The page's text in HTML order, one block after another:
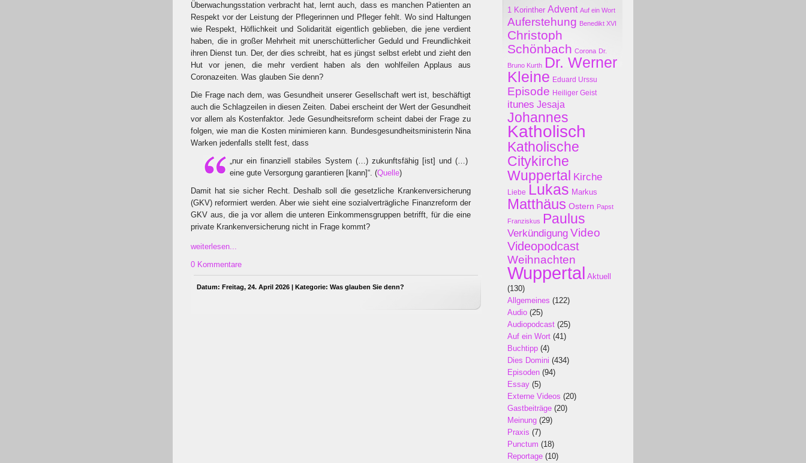
Überwachungsstation verbracht hat, lernt auch, dass es manchen Patienten an
Respekt vor der Leistung der Pflegerinnen und Pfleger fehlt. Wo sind Haltungen
wie Respekt, Höflichkeit und Solidarität eigentlich geblieben, die jene verdient
haben, die in großer Mehrheit mit unerschütterlicher Geduld und Freundlichkeit
ihren Dienst tun. Der, der dies schreibt, hat es jüngst selbst erlebt und zieht den
Hut vor jenen, die mehr verdient haben als den wohlfeilen Applaus aus
Coronazeiten. Was glauben Sie denn?
Die Frage nach dem, was Gesundheit unserer Gesellschaft wert ist, beschäftigt
auch die Schlagzeilen in diesen Zeiten. Dabei erscheint der Wert der Gesundheit
vor allem als Kostenfaktor. Jede Gesundheitsreform scheint dabei der Frage zu
folgen, wie man die Kosten minimieren kann. Bundesgesundheitsministerin Nina
Warken jedenfalls stellt fest, dass
„nur ein finanziell stabiles System (…) zukunftsfähig [ist] und (…)
eine gute Versorgung garantieren [kann]“. (Quelle)
Damit hat sie sicher Recht. Deshalb soll die gesetzliche Krankenversicherung
(GKV) reformiert werden. Aber wie sieht eine sozialverträgliche Finanzreform der
GKV aus, die ja vor allem die unteren Einkommensgruppen betrifft, für die eine
private Krankenversicherung nicht in Frage kommt?
weiterlesen...
0 Kommentare
Datum: Freitag, 24. April 2026 | Kategorie: Was glauben Sie denn?
1 Korinther Advent Auf ein Wort
Auferstehung Benedikt XVI
Christoph
Schönbach Corona Dr.
Bruno Kurth Dr. Werner
Kleine Eduard Urssu
Episode Heiliger Geist
itunes Jesaja
Johannes
Katholisch
Katholische
Citykirche
Wuppertal Kirche
Liebe Lukas Markus
Matthäus Ostern Papst
Franziskus Paulus
Verkündigung Video
Videopodcast
Weihnachten
Wuppertal Aktuell
(130)
Allgemeines (122)
Audio (25)
Audiopodcast (25)
Auf ein Wort (41)
Buchtipp (4)
Dies Domini (434)
Episoden (94)
Essay (5)
Externe Videos (20)
Gastbeiträge (20)
Meinung (29)
Praxis (7)
Punctum (18)
Reportage (10)